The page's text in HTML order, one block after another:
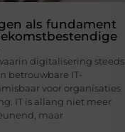
als fundament
digitalisering steeds
betrouwbare IT-
voor organisaties
IT is allang niet meer
maar